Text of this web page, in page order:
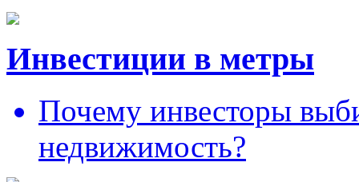
Инвестиции в метры
Почему инвесторы
недвижимость?